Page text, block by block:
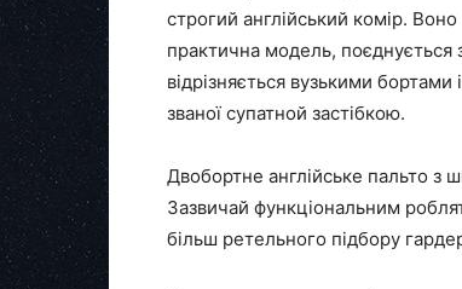
строгий англійський комір.
практична модель,
відрізняється вузькими бортами
званої супатной застібкою.
Двобортне англійське пальто з
Зазвичай функціональним
більш ретельного підбору